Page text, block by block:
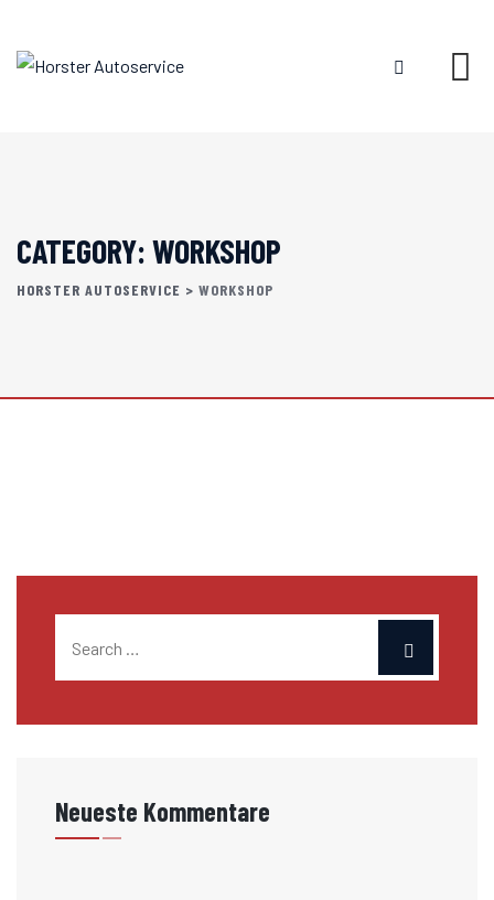
content
CATEGORY: WORKSHOP
HORSTER AUTOSERVICE > WORKSHOP
Neueste Kommentare